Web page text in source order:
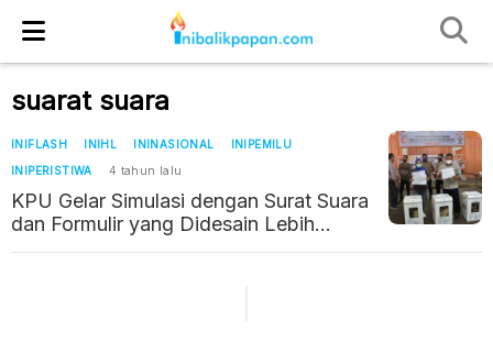
suarat suara
INIFLASH INIHL ININASIONAL
INIPEMILU
INIPERISTIWA
4 tahun lalu
KPU Gelar Simulasi dengan Surat Suara
dan Formulir yang Didesain Lebih
Sederhana